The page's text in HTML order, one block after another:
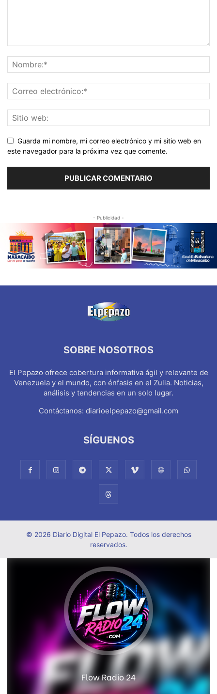
Guarda mi nombre, mi correo electrónico y mi sitio web en
este navegador para la próxima vez que comente.
- Publicidad -
SOBRE NOSOTROS
El Pepazo ofrece cobertura informativa ágil y relevante de
Venezuela y el mundo, con énfasis en el Zulia. Noticias,
análisis y tendencias en un solo lugar.
Contáctanos: diarioelpepazo@gmail.com
SÍGUENOS
© 2026 Diario Digital El Pepazo. Todos los derechos
reservados.